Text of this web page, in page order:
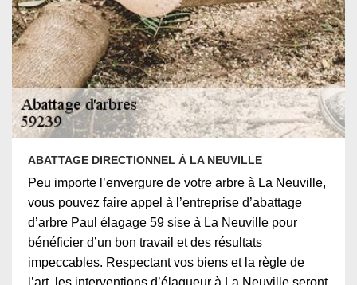
ABATTAGE DIRECTIONNEL À LA NEUVILLE
Peu importe l’envergure de votre arbre à La Neuville,
vous pouvez faire appel à l’entreprise d’abattage
d’arbre Paul élagage 59 sise à La Neuville pour
bénéficier d’un bon travail et des résultats
impeccables. Respectant vos biens et la règle de
l’art, les interventions d’élagueur à La Neuville seront